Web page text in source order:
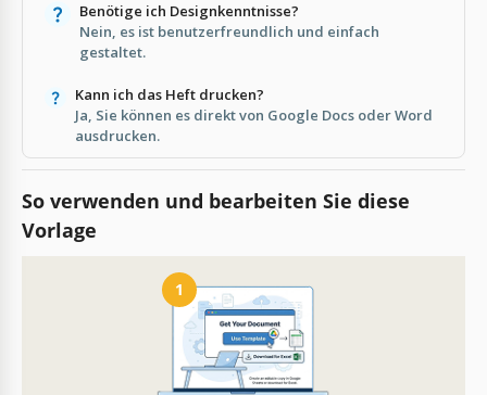
Benötige ich Designkenntnisse?
Nein, es ist benutzerfreundlich und einfach
gestaltet.
Kann ich das Heft drucken?
Ja, Sie können es direkt von Google Docs oder Word
ausdrucken.
So verwenden und bearbeiten Sie diese
Vorlage
1